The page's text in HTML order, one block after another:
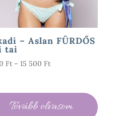
– Aslan FÜRDŐS
tai
Ft – 15 500 FtÁrtartomány:
15
Tovább olvasom